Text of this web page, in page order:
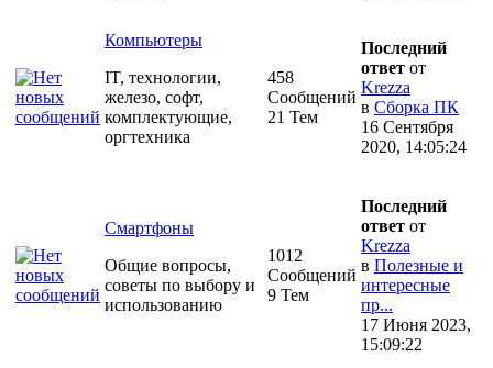
Компьютеры
IT, технологии,
железо, софт,
комплектующие,
оргтехника
458
Сообщений
21 Тем
Последний
ответ от
Krezza
в Сборка ПК
16 Сентября
2020, 14:05:24
Смартфоны
Общие вопросы,
советы по выбору и
использованию
1012
Сообщений
9 Тем
Последний
ответ от
Krezza
в Полезные и
интересные
пр...
17 Июня 2023,
15:09:22